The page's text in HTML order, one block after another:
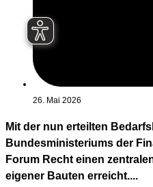
26. Mai 2026
Mit der nun erteilten
Bundesministeriums der
Forum Recht einen
eigener Bauten erreicht....